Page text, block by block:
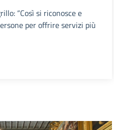
“Così si riconosce e
per offrire servizi più